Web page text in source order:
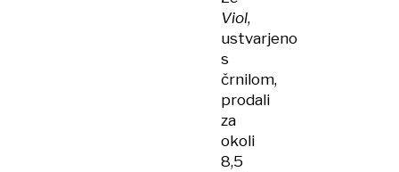
Viol,
ustvarjeno
s
črnilom,
prodali
za
okoli
8,5